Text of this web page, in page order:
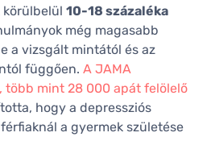
körülbelül 10-18 százaléka
még magasabb
a vizsgált mintától és az
függően. A JAMA
mint 28 000 apát felölelő
hogy a depressziós
a gyermek születése